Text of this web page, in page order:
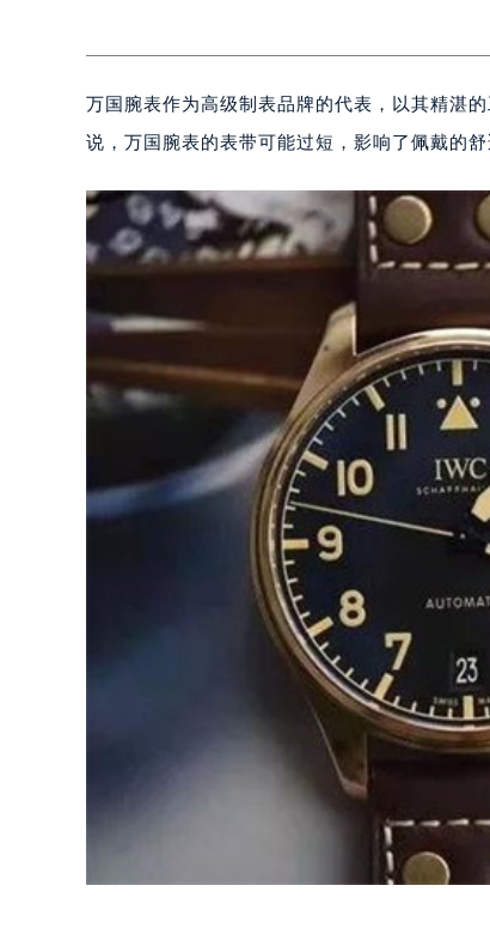
万国腕表作为高级制表品牌的代表，以其精湛
说，万国腕表的表带可能过短，影响了佩戴的